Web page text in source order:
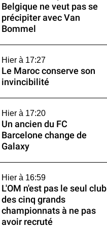
Belgique ne veut pas se
précipiter avec Van
Bommel
Hier à 17:27
Le Maroc conserve son
invincibilité
Hier à 17:20
Un ancien du FC
Barcelone change de
Galaxy
Hier à 16:59
L'OM n'est pas le seul club
des cinq grands
championnats à ne pas
avoir recruté